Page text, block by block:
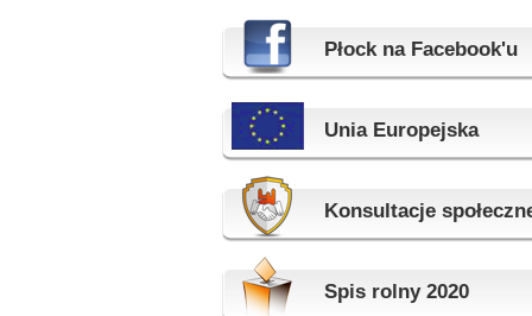
Płock na Facebook'u
Unia Europejska
Konsultacje
Spis rolny 2020